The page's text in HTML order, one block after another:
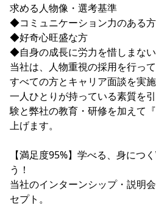
求める人物像・選考基準
◆コミュニケーション力のある方
◆好奇心旺盛な方
◆自身の成長に労力を惜しまな
当社は、人物重視の採用を行っ
すべての方とキャリア面談を実
一人ひとりが持っている素質を
験と弊社の教育・研修を加えて
上げます。
【満足度95%】学べる、身につ
う！
当社のインターンシップ・説明
セプト。